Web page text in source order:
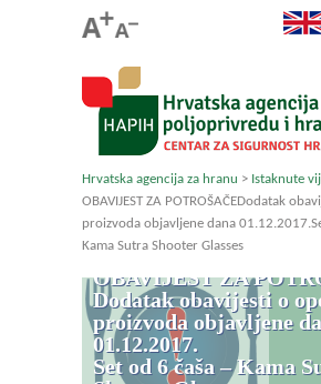
Hrvatska agencija za hranu > Istaknute
OBAVIJEST ZA POTROŠAČEDodatak
proizvoda objavljene dana
Kama Sutra Shooter Glasses
OBAVIJEST ZA
Dodatak obavijesti o
proizvoda objavljene
01.12.2017.
Set od 6 čaša – Kama